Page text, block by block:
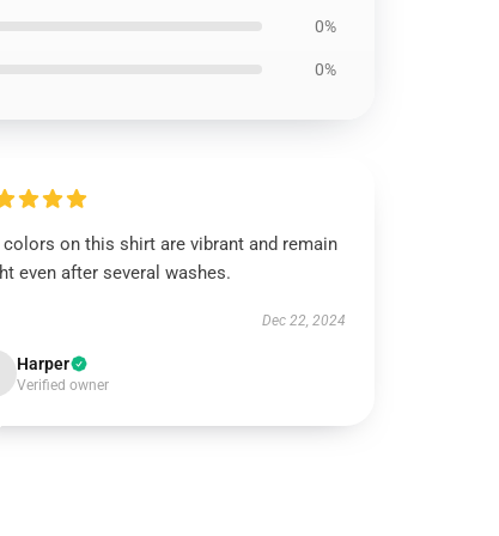
0%
0%
colors on this shirt are vibrant and remain
even after several washes.
Dec 22, 2024
Harper
Verified owner